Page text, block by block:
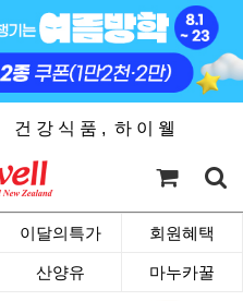
건 강 식 품 , 하 이 웰
이달의특가 회원혜택
산양유 마누카꿀